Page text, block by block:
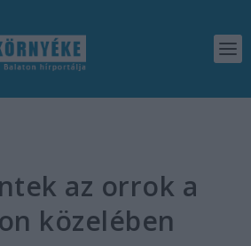
az orrok a
közelében